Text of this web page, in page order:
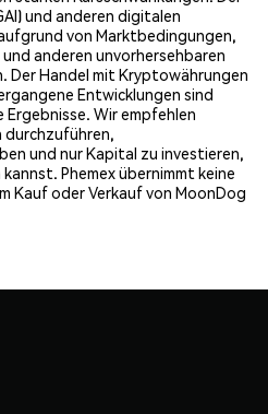
und anderen digitalen
von Marktbedingungen,
anderen unvorhersehbaren
Der Handel mit Kryptowährungen
Entwicklungen sind
Wir empfehlen
und nur Kapital zu investieren,
Phemex übernimmt keine
Kauf oder Verkauf von MoonDog